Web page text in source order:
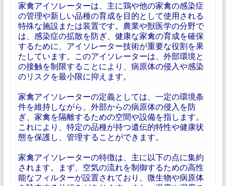
家禽アイソレーターは、主に鶏や他の家禽の感染症
の管理や新しい品種の育成を目的として使用される
特殊な施設または装置です。農業や獣医学の分野で
は、感染症の拡散を防ぎ、健康な家禽の育成を確保
するために、アイソレーター技術が重要な役割を果
たしています。このアイソレーターは、外部環境と
の接触を制限することにより、病原体の侵入や感染
のリスクを最小限に抑えます。
家禽アイソレーターの定義としては、一定の環境条
件を維持しながら、外部からの病原体の侵入を防
ぎ、家禽を隔離するための空間や設備を指します。
これにより、特定の品種が持つ遺伝的特性や健康状
態を保護し、管理することができます。
家禽アイソレーターの特徴は、主に以下の点に集約
されます。まず、空気の流れを制御するための高性
能なフィルターが設置されており、微生物や病原体